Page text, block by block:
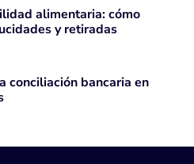
alimentaria: cómo
y retiradas
conciliación bancaria en